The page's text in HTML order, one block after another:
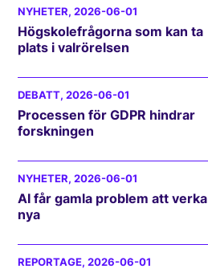
NYHETER, 2026-06-01
Högskolefrågorna som kan ta
plats i valrörelsen
DEBATT, 2026-06-01
Processen för GDPR hindrar
forskningen
NYHETER, 2026-06-01
AI får gamla problem att verka
nya
REPORTAGE, 2026-06-01